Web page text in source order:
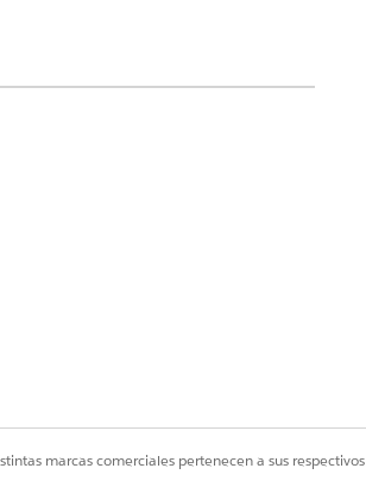
de vida completo de las
usuarios acceso a las características
Cloud, Planes de acción y
marcas comerciales pertenecen a sus respectivos